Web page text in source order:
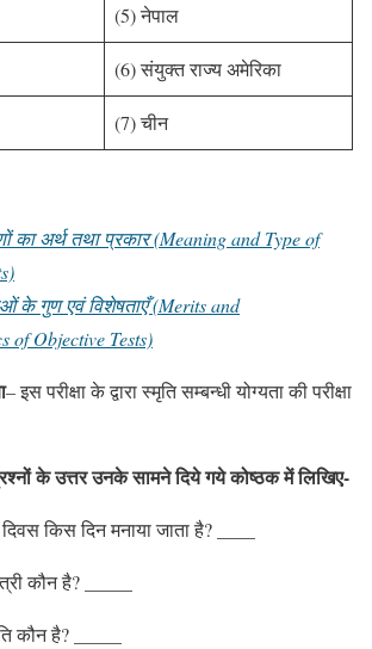
(5) नेपाल
(6) संयुक्त राज्य अमेरिका
(7) चीन
का अर्थ तथा प्रकार (Meaning and Type of
के गुण एवं विशेषताएँ (Merits and
of Objective Tests)
– इस परीक्षा के द्वारा स्मृति सम्बन्धी योग्यता की परीक्षा
के उत्तर उनके सामने दिये गये कोष्ठक में लिखिए-
किस दिन मनाया जाता है? ____
कौन है?
कौन है?